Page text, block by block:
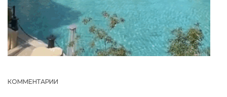
КОММЕНТАРИИ